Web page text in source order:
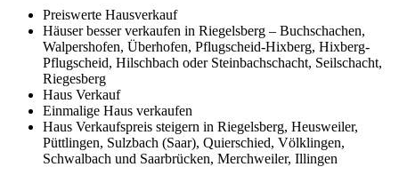
Preiswerte Hausverkauf
Häuser besser verkaufen in Riegelsberg – Buchschachen,
Walpershofen, Überhofen, Pflugscheid-Hixberg, Hixberg-
Pflugscheid, Hilschbach oder Steinbachschacht, Seilschacht,
Riegesberg
Haus Verkauf
Einmalige Haus verkaufen
Haus Verkaufspreis steigern in Riegelsberg, Heusweiler,
Püttlingen, Sulzbach (Saar), Quierschied, Völklingen,
Schwalbach und Saarbrücken, Merchweiler, Illingen